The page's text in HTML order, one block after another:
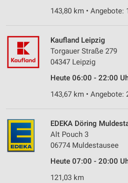
143,80 km • Angebote:
Kaufland Leipzig
Torgauer Straße 279
04347 Leipzig
Heute 06:00 - 22:00
143,67 km • Angebote:
EDEKA Döring
Alt Pouch 3
06774 Muldestausee
Heute 07:00 - 20:00
121,03 km